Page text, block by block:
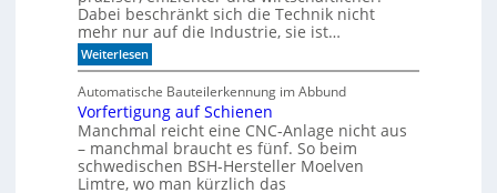
s
o
r
e
n
c
h
e
r
r
e
a
l
d
e
r
S
e
r
i
e
Dabei beschränkt sich die Technik nicht
mehr nur auf die Industrie, sie ist…
Weiterlesen:
W
a
n
n
l
o
h
n
Automatische Bauteilerkennung im Abbund
Vorfertigung auf Schienen
Manchmal reicht eine CNC-Anlage nicht aus
– manchmal braucht es fünf. So beim
schwedischen BSH-Hersteller Moelven
Limtre, wo man kürzlich das